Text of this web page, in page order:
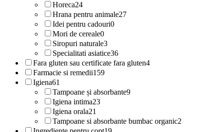
Horeca24
Hrana pentru animale27
Idei pentru cadouri0
Mori de cereale0
Siropuri naturale3
Specialitati asiatice36
Fara gluten sau certificate fara gluten4
Farmacie si remedii159
Igiena61
Tampoane și absorbante9
Igiena intima23
Igiena orala21
Tampoane si absorbante bumbac organic2